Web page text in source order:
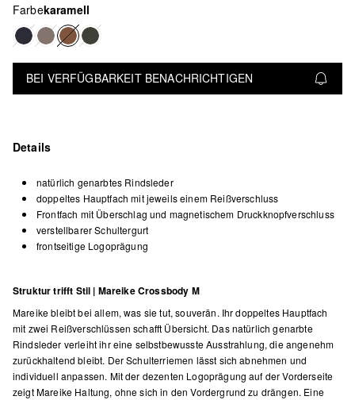
Farbekaramell
BEI VERFÜGBARKEIT BENACHRICHTIGEN
Details
natürlich genarbtes Rindsleder
doppeltes Hauptfach mit jeweils einem Reißverschluss
Frontfach mit Überschlag und magnetischem Druckknopfverschluss
verstellbarer Schultergurt
frontseitige Logoprägung
Struktur trifft Stil | Mareike Crossbody M
Mareike bleibt bei allem, was sie tut, souverän. Ihr doppeltes Hauptfach
mit zwei Reißverschlüssen schafft Übersicht. Das natürlich genarbte
Rindsleder verleiht ihr eine selbstbewusste Ausstrahlung, die angenehm
zurückhaltend bleibt. Der Schulterriemen lässt sich abnehmen und
individuell anpassen. Mit der dezenten Logoprägung auf der Vorderseite
zeigt Mareike Haltung, ohne sich in den Vordergrund zu drängen. Eine